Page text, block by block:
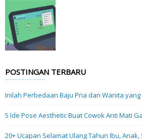
POSTINGAN TERBARU
Inilah Perbedaan Baju Pria dan Wanita yang
5 Ide Pose Aesthetic Buat Cowok Anti Mati
20+ Ucapan Selamat Ulang Tahun Ibu,